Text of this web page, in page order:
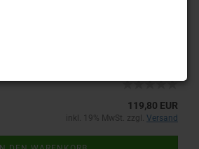
119,80 EUR
inkl. 19% MwSt. zzgl. Versand